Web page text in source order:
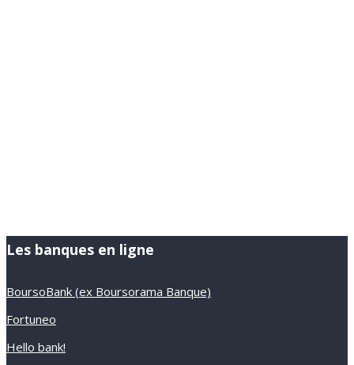
Les banques en ligne
BoursoBank (ex Boursorama Banque)
Fortuneo
Hello bank!